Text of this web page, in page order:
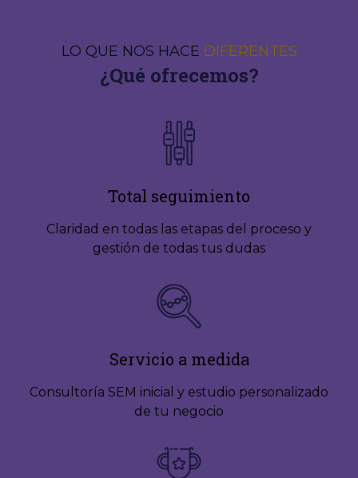
LO QUE NOS HACE DIFERENTES
¿Qué ofrecemos?
Total seguimiento
Claridad en todas las etapas del proceso y
gestión de todas tus dudas
Servicio a medida
Consultoría SEM inicial y estudio personalizado
de tu negocio